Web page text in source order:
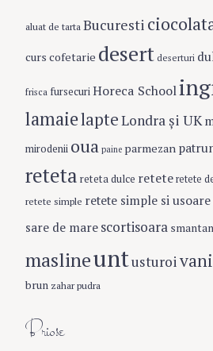
aluat de tarta Bucuresti
curs cofetarie desert deserturi
frisca fursecuriHoreca School
lamaielapteLondra şi UK
mirodenii oua paine parmezan
reteta reteta dulce reteteretete
retete simple retete simple si usoare
sare de mare scortisoara
maslineuntusturoi
brun zahar pudra
Briose